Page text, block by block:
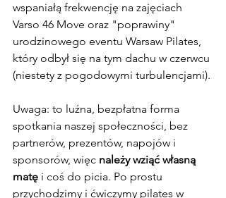
wspaniałą frekwencję na zajęciach
Varso 46 Move oraz "poprawiny"
urodzinowego eventu Warsaw Pilates,
który odbył się na tym dachu w czerwcu
(niestety z pogodowymi turbulencjami).
Uwaga: to luźna, bezpłatna forma
spotkania naszej społeczności, bez
partnerów, prezentów, napojów i
sponsorów, więc należy wziąć własną
matę i coś do picia. Po prostu
przychodzimy i ćwiczymy pilates w